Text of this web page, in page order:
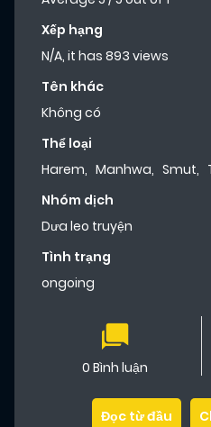
Xếp hạng
N/A, it has 893 views
Tên khác
Không có
Thể loại
Harem, Manhwa, Smut,
Nhóm dịch
Dưa leo truyện
Tình trạng
ongoing
0 Bình luận
Đọc từ đầu